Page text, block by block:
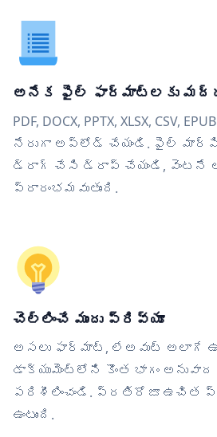
అనేక ఫైల్ ఫార్మాట్‌లకు
PDF, DOCX, PPTX, XLSX, CSV,
నేరుగా అప్‌లోడ్ చేయండి. ఫైల్
డ్రాగ్ చేసి డ్రాప్ చేయండి, వెంటనే
ప్రారంభమవుతుంది.
చెల్లించే ముందు ప్రివ్యూ
అసలు ఫార్మాట్, లేఅవుట్ అలాగే
డాక్యుమెంట్‌లోని కొంత భాగం అనువాద
పరిశీలించండి. ప్రతిరోజూ ఉచిత
ఉంటుంది.